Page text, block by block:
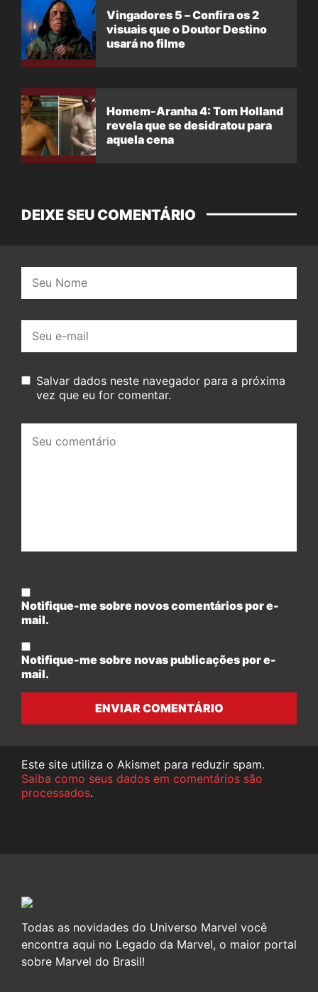
Vingadores 5 – Confira os 2
visuais que o Doutor Destino
usará no filme
Homem-Aranha 4: Tom Holland
revela que se desidratou para
aquela cena
DEIXE SEU COMENTÁRIO
mail:
Salvar dados neste navegador para a próxima
vez que eu for comentar.
comentário:
Notifique-me sobre novos comentários por e-
mail.
Notifique-me sobre novas publicações por e-
mail.
ENVIAR COMENTÁRIO
Este site utiliza o Akismet para reduzir spam.
Saiba como seus dados em comentários são
processados.
Todas as novidades do Universo Marvel você
encontra aqui no Legado da Marvel, o maior portal
sobre Marvel do Brasil!